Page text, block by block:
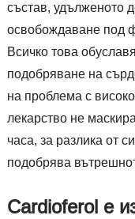
състав, удълженото
освобождаване под
Всичко това
подобряване на
на проблема с
лекарство не
часа, за разлика от
подобрява
Cardioferol е